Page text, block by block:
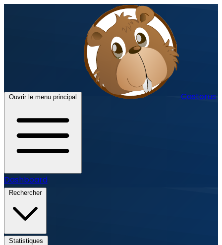
Ouvrir le menu principal Castorus
Dashboard
Rechercher
Statistiques